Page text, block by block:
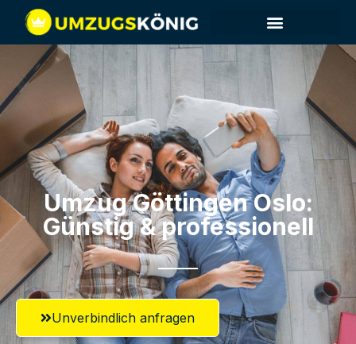
Umzug Göttingen​ Oslo:
Günstig & professionell​
Unverbindlich anfragen